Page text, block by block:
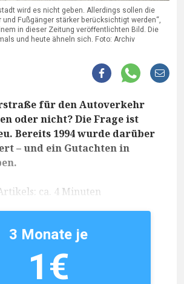
wird es nicht geben. Allerdings sollen die
und Fußgänger stärker berücksichtigt werden“,
in dieser Zeitung veröffentlichten Bild. Die
und heute ähneln sich. Foto: Archiv
für den Autoverkehr
oder nicht? Die Frage ist
Bereits 1994 wurde darüber
– und ein Gutachten in
ca. 4 Minuten
3 Monate je
1€